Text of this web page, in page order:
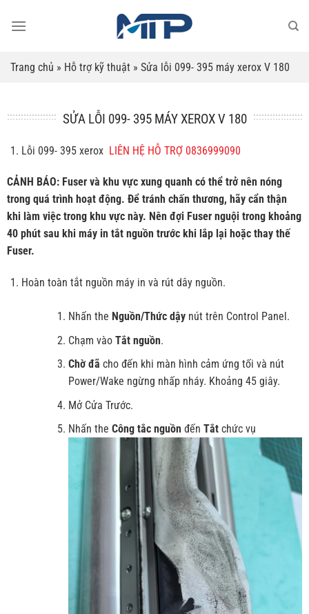
qua
dung
Trang chủ » Hỗ trợ kỹ thuật » Sửa lỗi 099- 395 máy xerox V 180
SỬA LỖI 099- 395 MÁY XEROX V 180
Lỗi 099- 395 xerox LIÊN HỆ HỖ TRỢ 0836999090
CẢNH BÁO: Fuser và khu vực xung quanh có thể trở nên nóng
trong quá trình hoạt động. Để tránh chấn thương, hãy cẩn thận
khi làm việc trong khu vực này. Nên đợi Fuser nguội trong khoảng
40 phút sau khi máy in tắt nguồn trước khi lắp lại hoặc thay thế
Fuser.
Hoàn toàn tắt nguồn máy in và rút dây nguồn.
Nhấn the Nguồn/Thức dậy nút trên Control Panel.
Chạm vàoTắt nguồn.
Chờ đã cho đến khi màn hình cảm ứng tối và nút
Power/Wake ngừng nhấp nháy. Khoảng 45 giây.
Mở Cửa Trước.
Nhấn theCông tắc nguồn đếnTắt chức vụ